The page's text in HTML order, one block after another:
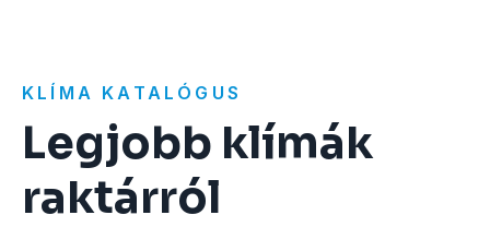
KLÍMA KATALÓGUS
Legjobb klímák
raktárról